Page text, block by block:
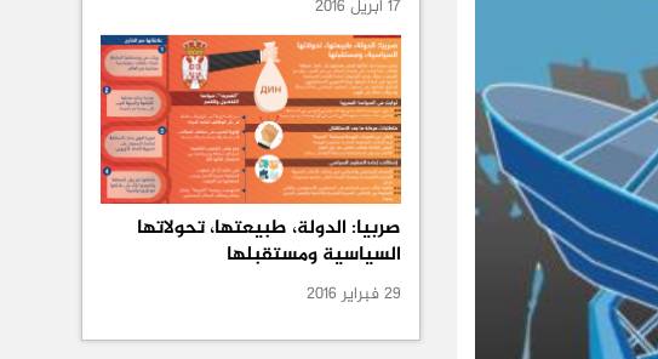
17 أبريل 2016
صربيا: الدولة، طبيعتها، تحولاتها
السياسية ومستقبلها
29 فبراير 2016